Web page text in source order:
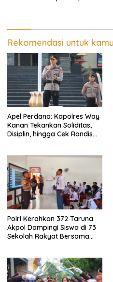
Rekomendasi untuk kamu
Apel Perdana: Kapolres Way
Kanan Tekankan Soliditas,
Disiplin, hingga Cek Randis
Polri Kerahkan 372 Taruna
Akpol Dampingi Siswa di 73
Sekolah Rakyat Bersama